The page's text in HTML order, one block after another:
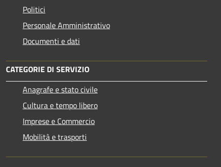
Politici
Personale Amministrativo
Documenti e dati
CATEGORIE DI SERVIZIO
Anagrafe e stato civile
Cultura e tempo libero
Imprese e Commercio
Mobilità e trasporti